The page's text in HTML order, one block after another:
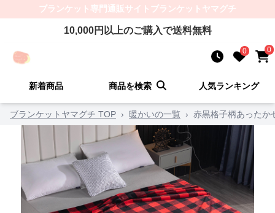
ブランケット 専門通販サイト ブランケットヤマグチ
10,000円以上のご購入で送料無料
0 0
新着商品 商品を検索 人気ランキング
ブランケットヤマグチ TOP › 暖かいの一覧 › 赤黒格子柄あったか